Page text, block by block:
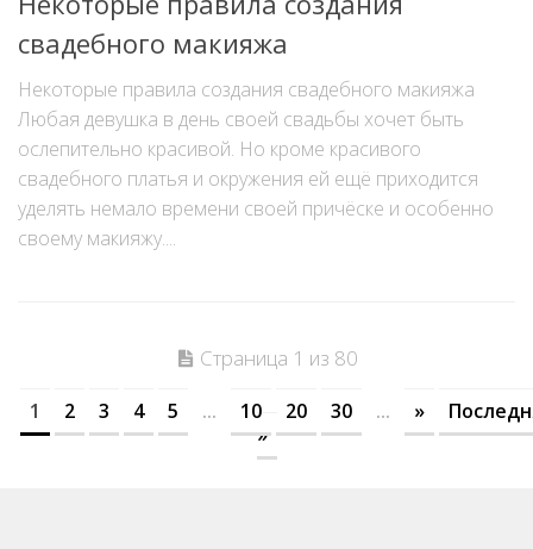
свадебного макияжа
Некоторые правила создания свадебного макияжа
Любая девушка в день своей свадьбы хочет быть
ослепительно красивой. Но кроме красивого
свадебного платья и окружения ей ещё приходится
уделять немало времени своей причёске и особенно
своему макияжу....
Страница 1 из 80
1 2 3 4 5 ... 10 20 30 ... »
»